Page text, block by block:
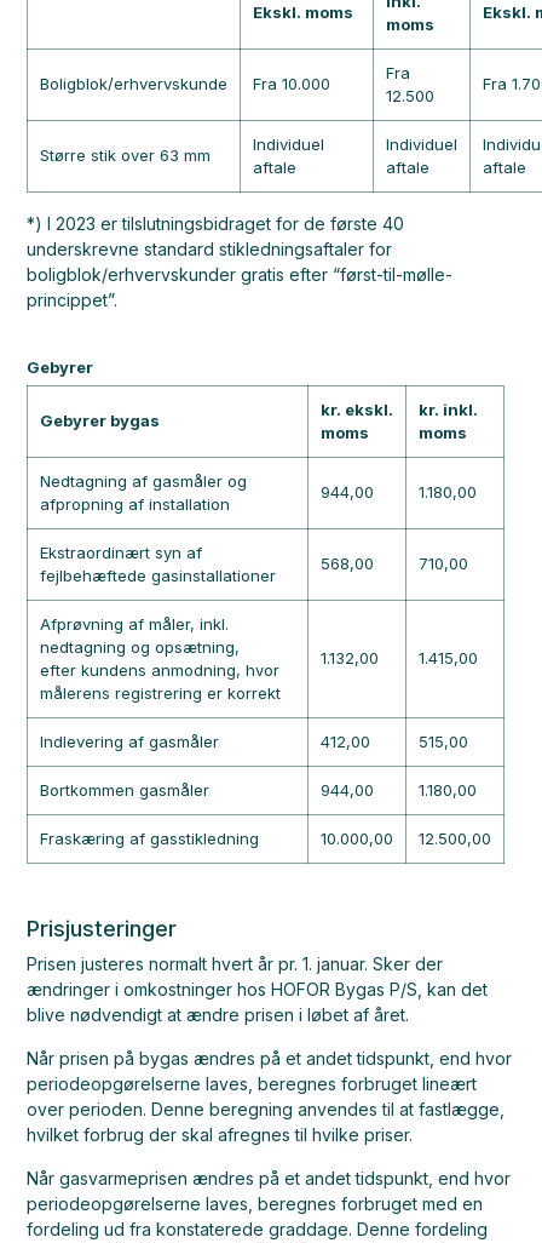
Ekskl. moms
moms
Ekskl.
Boligblok/erhvervskunde Fra 10.000
Fra
12.500
Fra
Større stik over 63 mm
Individuel
aftale
Individuel
aftale
aftale
*) I 2023 er tilslutningsbidraget for de første 40
underskrevne standard stikledningsaftaler for
boligblok/erhvervskunder gratis efter “først-til-mølle-
princippet”.
Gebyrer
Gebyrer bygas
kr. ekskl.
moms
kr. inkl.
moms
Nedtagning af gasmåler og
afpropning af installation
944,00 1.180,00
Ekstraordinært syn af
fejlbehæftede gasinstallationer
568,00 710,00
Afprøvning af måler, inkl.
nedtagning og opsætning,
efter kundens anmodning, hvor
målerens registrering er korrekt
1.132,00 1.415,00
Indlevering af gasmåler 412,00 515,00
Bortkommen gasmåler 944,00 1.180,00
Fraskæring af gasstikledning 10.000,00 12.500,00
Prisjusteringer
Prisen justeres normalt hvert år pr. 1. januar. Sker der
ændringer i omkostninger hos HOFOR Bygas P/S, kan det
blive nødvendigt at ændre prisen i løbet af året.
Når prisen på bygas ændres på et andet tidspunkt, end hvor
periodeopgørelserne laves, beregnes forbruget lineært
over perioden. Denne beregning anvendes til at fastlægge,
hvilket forbrug der skal afregnes til hvilke priser.
Når gasvarmeprisen ændres på et andet tidspunkt, end hvor
periodeopgørelserne laves, beregnes forbruget med en
fordeling ud fra konstaterede graddage. Denne fordeling